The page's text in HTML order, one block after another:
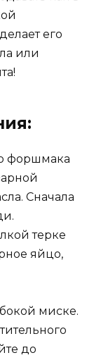
его
или
форшмака
Сначала
терке
яйцо,
миске.
до